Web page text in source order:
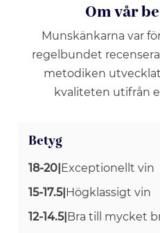
Om vår
Munskänkarna var
regelbundet
metodiken
kvaliteten utifrån
Betyg
18-20|Exceptionellt vin
15-17.5|Högklassigt vin
12-14.5|Bra till mycket